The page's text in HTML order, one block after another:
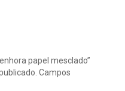
papel mesclado”
Campos